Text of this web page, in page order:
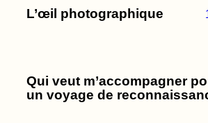
L’œil photographique
Qui veut m’accompagner
un voyage de